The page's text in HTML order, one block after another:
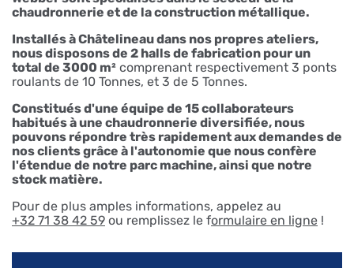
chaudronnerie et de la construction métallique.
Installés à Châtelineau dans nos propres ateliers,
nous disposons de 2 halls de fabrication pour un
total de 3000 m² comprenant respectivement 3 ponts
roulants de 10 Tonnes, et 3 de 5 Tonnes.
Constitués d'une équipe de 15 collaborateurs
habitués à une chaudronnerie diversifiée, nous
pouvons répondre très rapidement aux demandes de
nos clients grâce à l'autonomie que nous confère
l'étendue de notre parc machine, ainsi que notre
stock matière.
Pour de plus amples informations, appelez au
+32 71 38 42 59 ou remplissez le formulaire en ligne !